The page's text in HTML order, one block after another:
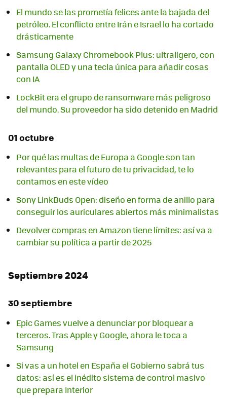
El mundo se las prometía felices ante la bajada del
petróleo. El conflicto entre Irán e Israel lo ha cortado
drásticamente
Samsung Galaxy Chromebook Plus: ultraligero, con
pantalla OLED y una tecla única para añadir cosas
con IA
LockBit era el grupo de ransomware más peligroso
del mundo. Su proveedor ha sido detenido en Madrid
01 octubre
Por qué las multas de Europa a Google son tan
relevantes para el futuro de tu privacidad, te lo
contamos en este vídeo
Sony LinkBuds Open: diseño en forma de anillo para
conseguir los auriculares abiertos más minimalistas
Devolver compras en Amazon tiene límites: así va a
cambiar su política a partir de 2025
Septiembre 2024
30 septiembre
Epic Games vuelve a denunciar por bloquear a
terceros. Tras Apple y Google, ahora le toca a
Samsung
Si vas a un hotel en España el Gobierno sabrá tus
datos: así es el inédito sistema de control masivo
que prepara Interior